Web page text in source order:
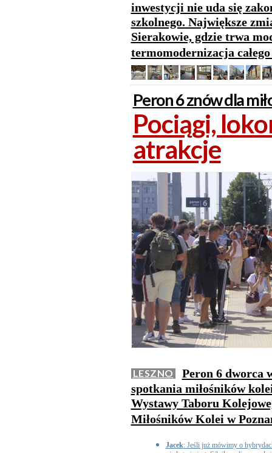
inwestycji nie uda się
szkolnego. Największe
Sierakowie, gdzie trwa
termomodernizacja
Peron 6 znów dla
Pociągi,
atrakcje
LESZNO
Peron 6 dworca
spotkania miłośników
Wystawy Taboru
Miłośników Kolei w
Jacek: Jeśli już mówimy o